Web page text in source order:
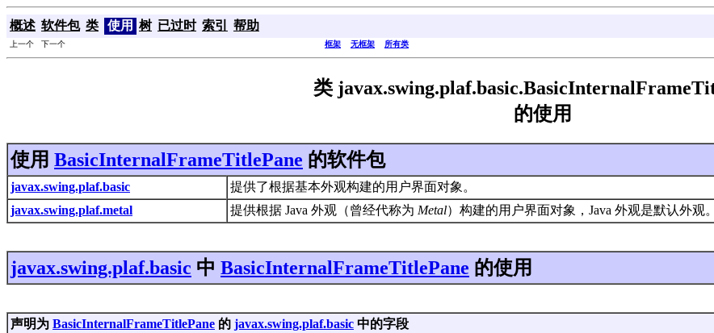
概述 软件包 类 使用 树 已过时 索引 帮助
上一个 下一个 框架 无框架 所有类
类
的使用
使用 BasicInternalFrameTitlePane 的软件包
javax.swing.plaf.basic
提供了根据基本外观构建的用户界面对象。
javax.swing.plaf.metal
提供根据 Java 外观（曾经代称为 Metal）构建的用户界面对象，Java 外观是默认外观。
javax.swing.plaf.basic 中 BasicInternalFrameTitlePane 的使用
声明为 BasicInternalFrameTitlePane 的 javax.swing.plaf.basic 中的字段